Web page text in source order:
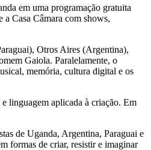
em uma programação gratuita
Casa Câmara com shows,
Otros Aires (Argentina),
Gaiola. Paralelamente, o
memória, cultura digital e os
linguagem aplicada à criação. Em
de Uganda, Argentina, Paraguai e
formas de criar, resistir e imaginar